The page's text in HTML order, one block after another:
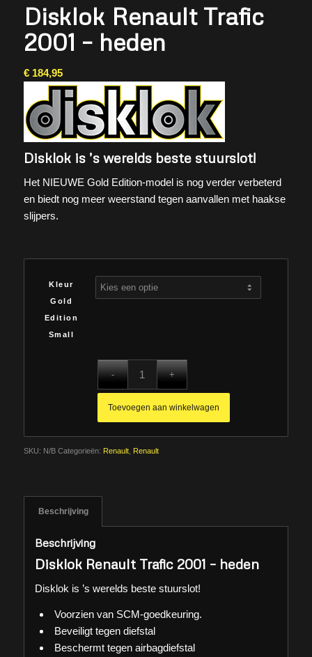
Disklok Renault Trafic
2001 – heden
€184,95
Disklok is ’s werelds beste stuurslot!
Het NIEUWE Gold Edition-model is nog verder verbeterd
en biedt nog meer weerstand tegen aanvallen met haakse
slijpers.
Kleur
Gold
Edition
Small
Toevoegen aan winkelwagen
SKU: N/B Categorieën: Renault, Renault
Beschrijving
Beschrijving
Disklok Renault Trafic 2001 – heden
Disklok is ’s werelds beste stuurslot!
Voorzien van SCM-goedkeuring.
Beveiligt tegen diefstal
Beschermt tegen airbagdiefstal